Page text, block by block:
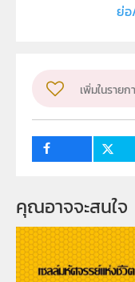
ภาควิชาคณิตศาสต
ระดับชั้น
ย่อ
เพิ่มในรายก
คุณอาจจะสนใจ